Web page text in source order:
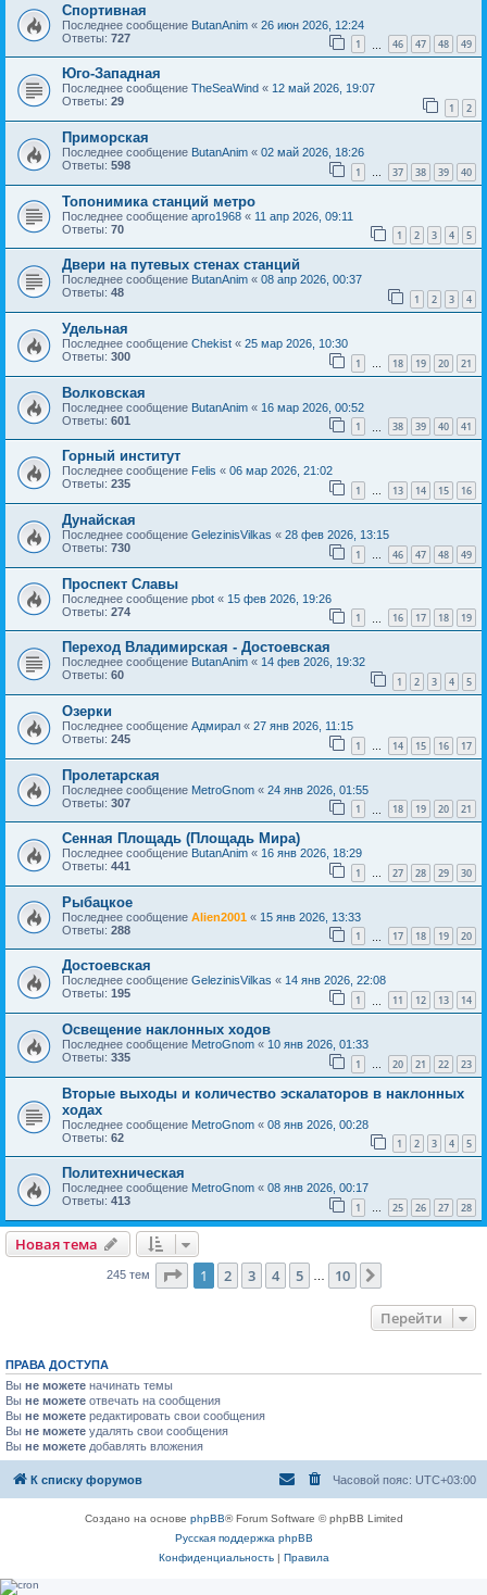
Спортивная
Последнее сообщение ButanAnim « 26 июн 2026, 12:24
Ответы: 727 1 46 47 48 49
Юго-Западная
Последнее сообщение TheSeaWind « 12 май 2026, 19:07
Ответы: 29 1 2
Приморская
Последнее сообщение ButanAnim « 02 май 2026, 18:26
Ответы: 598 1 … 37 38 39 40
Топонимика станций метро
Последнее сообщение apro1968 « 11 апр 2026, 09:11
Ответы: 70 1 2 3 4 5
Двери на путевых стенах станций
Последнее сообщение ButanAnim « 08 апр 2026, 00:37
Ответы: 48 1 2 3 4
Удельная
Последнее сообщение Chekist « 25 мар 2026, 10:30
Ответы: 300 1 … 18 19 20 21
Волковская
Последнее сообщение ButanAnim « 16 мар 2026, 00:52
Ответы: 601 1 38 39 40 41
Горный институт
Последнее сообщение Felis « 06 мар 2026, 21:02
Ответы: 235 1 … 13 14 15 16
Дунайская
Последнее сообщение GelezinisVilkas « 28 фев 2026, 13:15
Ответы: 730 1 … 46 47 48 49
Проспект Славы
Последнее сообщение pbot « 15 фев 2026, 19:26
Ответы: 274 1 16 17 18 19
Переход Владимирская - Достоевская
Последнее сообщение ButanAnim « 14 фев 2026, 19:32
Ответы: 60 1 2 3 4 5
Озерки
Последнее сообщение Адмирал « 27 янв 2026, 11:15
Ответы: 245 1 14 15 16 17
Пролетарская
Последнее сообщение MetroGnom « 24 янв 2026, 01:55
Ответы: 307 1 18 19 20 21
Сенная Площадь (Площадь Мира)
Последнее сообщение ButanAnim « 16 янв 2026, 18:29
Ответы: 441 1 … 27 28 29 30
Рыбацкое
Последнее сообщение Alien2001 « 15 янв 2026, 13:33
Ответы: 288 1 17 18 19 20
Достоевская
Последнее сообщение GelezinisVilkas « 14 янв 2026, 22:08
Ответы: 195 1 11 12 13 14
Освещение наклонных ходов
Последнее сообщение MetroGnom « 10 янв 2026, 01:33
Ответы: 335 1 … 20 21 22 23
Вторые выходы и количество эскалаторов в наклонных
ходах
Последнее сообщение MetroGnom « 08 янв 2026, 00:28
Ответы: 62 1 2 3 4 5
Политехническая
Последнее сообщение MetroGnom « 08 янв 2026, 00:17
Ответы: 413 1 … 25 26 27 28
Новая тема
245 тем Страница из 10
1 2 3 4 5 10
Перейти
ПРАВА ДОСТУПА
Вы не можете начинать темы
Вы не можете отвечать на сообщения
Вы не можете редактировать свои сообщения
Вы не можете удалять свои сообщения
Вы не можете добавлять вложения
К списку форумов Часовой пояс: UTC+03:00
Создано на основе phpBB® Forum Software © phpBB Limited
Русская поддержка phpBB
Конфиденциальность| Правила